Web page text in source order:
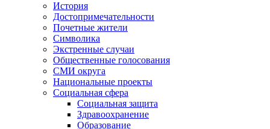
История
Достопримечательности
Почетные жители
Символика
Экстренные случаи
Общественные голосования
СМИ округа
Национальные проекты
Социальная сфера
Социальная защита
Здравоохранение
Образование